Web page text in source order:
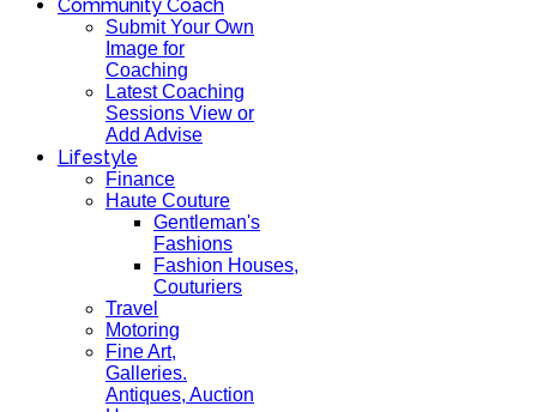
Community Coach
Submit Your Own
Image for
Coaching
Latest Coaching
Sessions View or
Add Advise
Lifestyle
Finance
Haute Couture
Gentleman's
Fashions
Fashion Houses,
Couturiers
Travel
Motoring
Fine Art,
Galleries.
Antiques, Auction